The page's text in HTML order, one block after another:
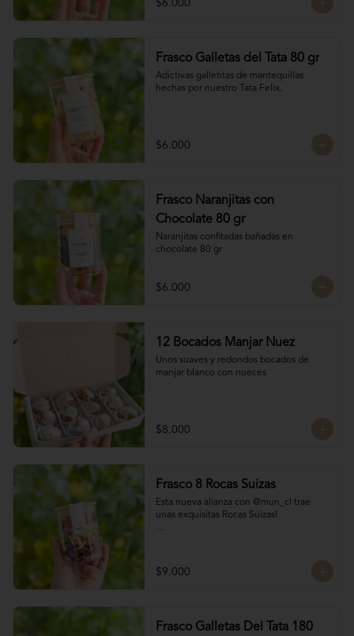
$6.000
Frasco Galletas del Tata 80 gr
Adictivas galletitas de mantequillas
hechas por nuestro Tata Felix.
$6.000
Frasco Naranjitas con
Chocolate 80 gr
Naranjitas confitadas bañadas en
chocolate 80 gr
$6.000
12 Bocados Manjar Nuez
Unos suaves y redondos bocados de
manjar blanco con nueces
$8.000
Frasco 8 Rocas Suizas
Esta nueva alianza con @mun_cl trae
unas exquisitas Rocas Suizas!
chocolate
Chocolate de leche
$9.000
Frasco Galletas Del Tata 180